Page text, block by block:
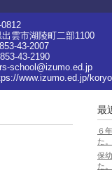
雲市湖陵町二部1100
43-2007
43-2190
school@izumo.ed.jp
www.izumo.ed.jp/
最
６
た。
保
た。